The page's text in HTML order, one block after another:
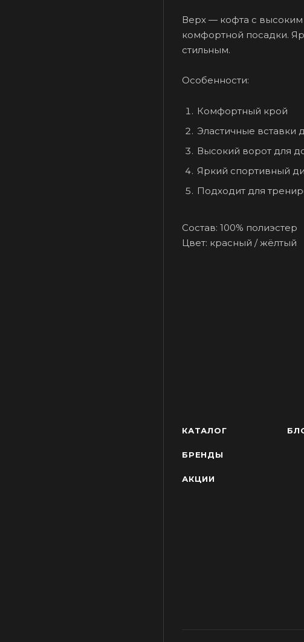
Верх — кофта с
комфортной посадки.
стильным.
Особенности:
Комфортный крой
Эластичные
Высокий ворот для
Яркий спортивный
Подходит для
Состав: 100% полиэстер
Цвет: красный / жёлтый
КАТАЛОГ
БРЕНДЫ
АКЦИИ